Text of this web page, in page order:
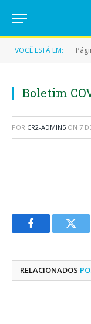
VOCÊ ESTÁ EM:
Boletim
POR CR2-ADMIN5 ON 7
Facebook
RELACIONADOS